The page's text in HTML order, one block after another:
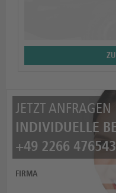
JETZT ANFRAGEN
INDIVIDUELLE
+49 2266 476543